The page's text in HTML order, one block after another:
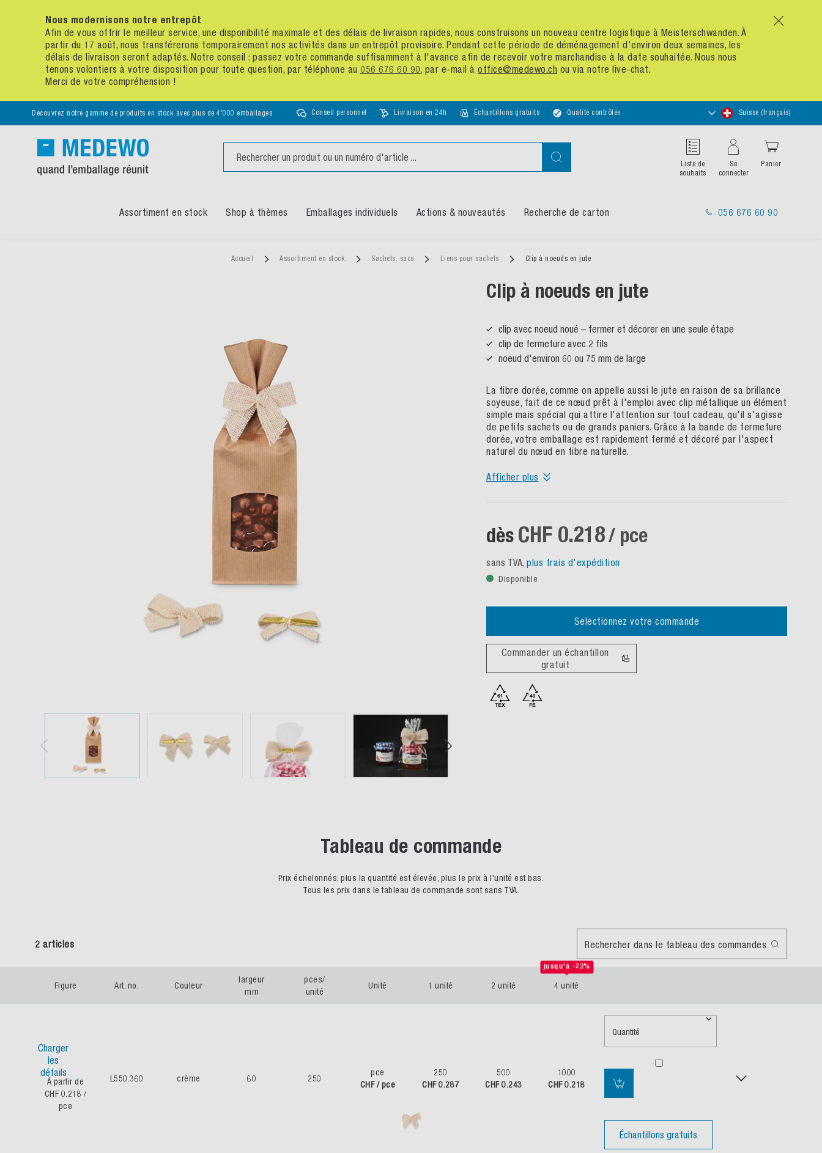
x
Nous modernisons notre entrepôt
Afin de vous offrir le meilleur service, une disponibilité maximale et des délais de livraison rapides, nous construisons un nouveau centre logistique à Meisterschwanden. À
partir du 17 août, nous transférerons temporairement nos activités dans un entrepôt provisoire. Pendant cette période de déménagement d'environ deux semaines, les
délais de livraison seront adaptés. Notre conseil : passez votre commande suffisamment à l'avance afin de recevoir votre marchandise à la date souhaitée. Nous nous
tenons volontiers à votre disposition pour toute question, par téléphone au 056 676 60 90, par e-mail à office@medewo.ch ou via notre live-chat.
Merci de votre compréhension !
Découvrez notre gamme de produits en stock avec plus de 4'000 emballages Conseil personnel Livraison en 24h Échantillons gratuits Qualité contrôlée
Choisir
Suisse (français)
Chercher
Liste de
souhaits
Se
connecter
Panier
Assortiment en stock Shop à thèmes Emballages individuels Actions & nouveautés Recherche de carton 056 676 60 90
Accueil Assortiment en stock Sachets, sacs Liens pour sachets Clip à noeuds en jute
Clip à noeuds en jute
clip avec noeud noué – fermer et décorer en une seule étape
clip de fermeture avec 2 fils
noeud d'environ 60 ou 75 mm de large
La fibre dorée, comme on appelle aussi le jute en raison de sa brillance
soyeuse, fait de ce nœud prêt à l'emploi avec clip métallique un élément
simple mais spécial qui attire l'attention sur tout cadeau, qu'il s'agisse
de petits sachets ou de grands paniers. Grâce à la bande de fermeture
dorée, votre emballage est rapidement fermé et décoré par l'aspect
naturel du nœud en fibre naturelle.
Afficher plus
dès CHF 0.218/ pce
sans TVA, plus frais d'expédition
Disponible
Selectionnez votre commande
Commander un échantillon
gratuit
Tableau de commande
Prix échelonnés: plus la quantité est élevée, plus le prix à l'unité est bas.
Tous les prix dans le tableau de commande sont sans TVA.
2 articles Rechercher dans le tableau des commandes
Figure Art. no. Couleur
largeur
mm
pces/
unité
Unité 1 unité 2 unité
jusqu'à -23%
4 unité
Charger
les
détails
À partir de
CHF 0.218 /
pce
L550.360 crème 60 250
pce
CHF / pce
250
CHF 0.287
500
CHF 0.243
1000
CHF 0.218
Quantité
Échantillons gratuits